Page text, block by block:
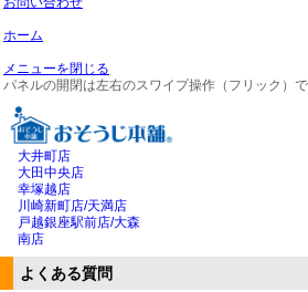
ホーム
メニューを閉じる
パネルの開閉は左右のスワイプ操作（フリック）
大井町店
大田中央店
幸塚越店
川崎新町店/天満店
戸越銀座駅前店/大森
南店
よくある質問